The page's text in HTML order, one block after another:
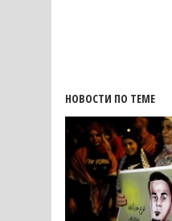
НОВОСТИ ПО ТЕМЕ